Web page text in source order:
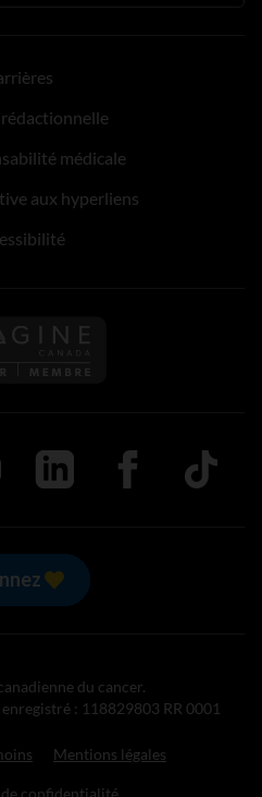
médicale
aux hyperliens
Instagram
nous sur Youtube
Suivez nous sur LinkedIn
Suivez nous sur
TikTok
du cancer.
: 118829803 RR 0001
Mentions légales
confidentialité